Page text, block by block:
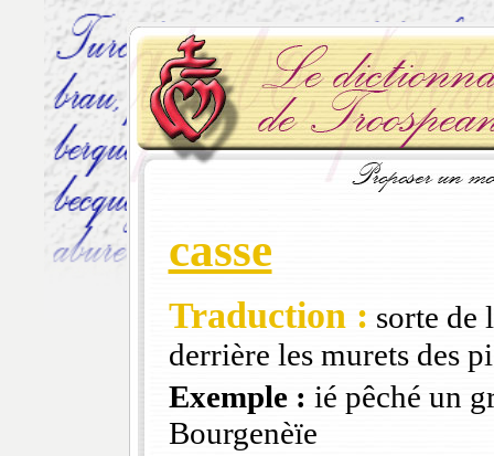
casse
Traduction : sorte de
derrière les murets des
Exemple : ié pêché un
Bourgenèïe